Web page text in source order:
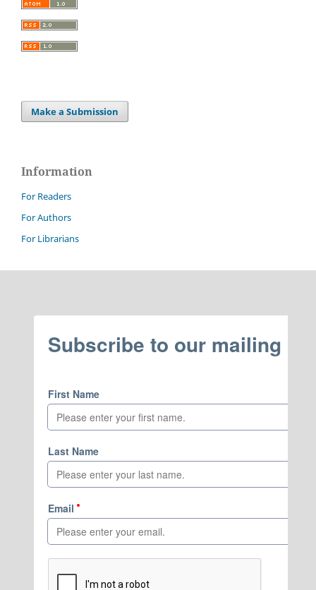
Make a Submission
Information
For Readers
For Authors
For Librarians